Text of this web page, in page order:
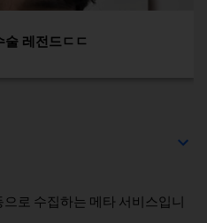
레전드ㄷㄷ
로 수집하는 메타 서비스입니